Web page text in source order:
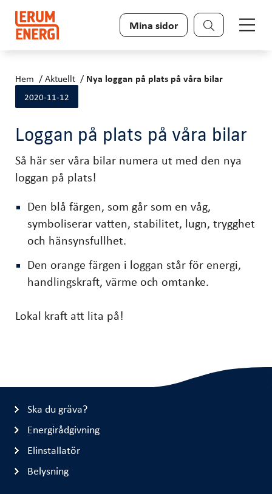
Sök
Mina sidor
Hem Aktuellt Nya loggan på plats på våra bilar
2020-11-12
Loggan på plats på våra bilar
Så här ser våra bilar numera ut med den nya
loggan på plats!
Den blå färgen, som går som en våg,
symboliserar vatten, stabilitet, lugn, trygghet
och hänsynsfullhet.
Den orange färgen i loggan står för energi,
handlingskraft, värme och omtanke.
Lokal kraft att lita på!
Ska du gräva?
Energirådgivning
Elinstallatör
Belysning